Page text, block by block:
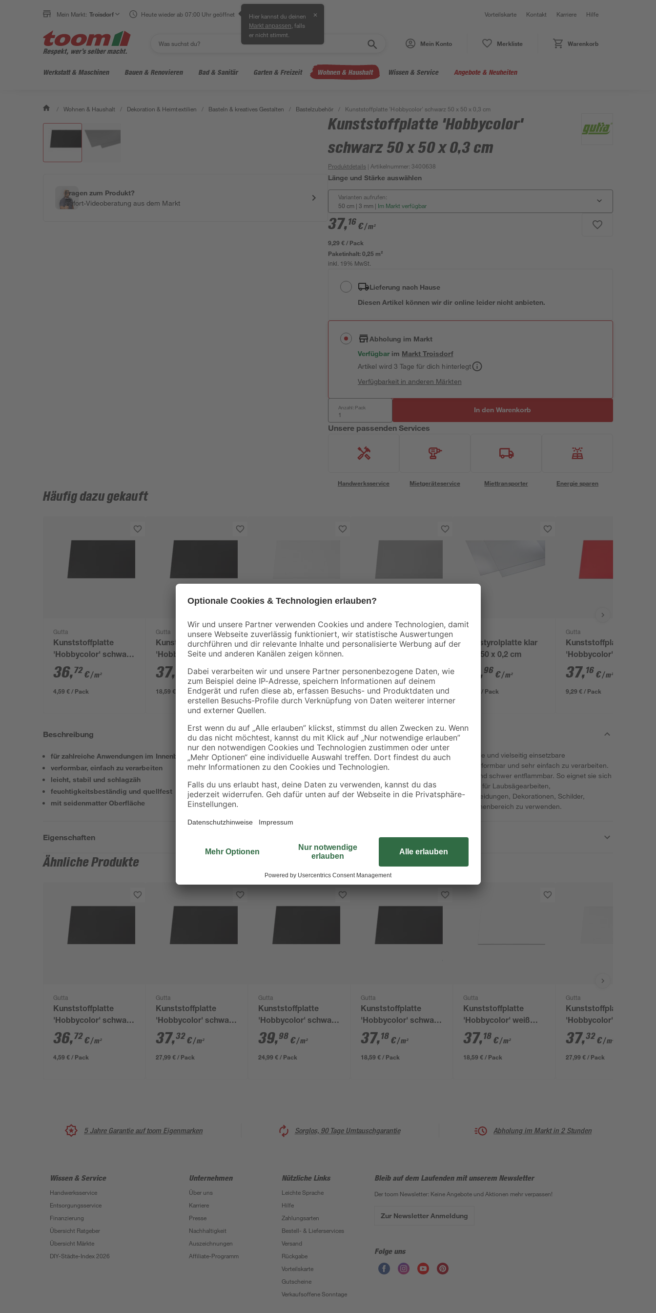
Mein Markt: Troisdorf Heute wieder ab 07:00 Uhr geöffnet Hier kannst du deinen
Markt anpassen , falls
er nicht stimmt.
✕ Vorteilskarte Kontakt Karriere Hilfe
Mein Konto Merkliste Warenkorb
Werkstatt & Maschinen Bauen & Renovieren Bad & Sanitär Garten & Freizeit Wohnen & Haushalt Wissen & Service Angebote & Neuheiten
/ Wohnen & Haushalt / Dekoration & Heimtextilien / Basteln & kreatives Gestalten / Bastelzubehör / Kunststoffplatte 'Hobbycolor' schwarz 50 x 50 x 0,3 cm
Fragen zum Produkt?
Sofort-Videoberatung aus dem Markt
Kunststoffplatte 'Hobbycolor'
schwarz 50 x 50 x 0,3 cm
Produktdetails | Artikelnummer:3400638
Länge und Stärke auswählen
Varianten aufrufen:
50 cm | 3 mm | Im Markt verfügbar
37,16 €/ m²
9,29 € / Pack
Paketinhalt:0,25 m²
inkl. 19% MwSt.
Lieferung nach Hause
Diesen Artikel können wir dir online leider nicht anbieten.
Abholung im Markt
Verfügbar im MarktTroisdorf
Artikel wird 3 Tage für dich hinterlegt
Verfügbarkeit in anderen Märkten
Anzahl: Pack In den Warenkorb
Unsere passenden Services
Handwerksservice Mietgeräteservice Miettransporter Energie sparen
Häufig dazu gekauft
Gutta
Kunststoffplatte
'Hobbycolor' schwarz
25 x 50 x 0,3 cm
36,72€/ m²
4,59 € / Pack
Gutta
Kunststoffplatte
'Hobbycolor' schwarz
100 x 50 x 0,3 cm
37, €/ m²
18,59 € / Pack
Gutta
Kunststoffplatte
'Hobbycolor' weiß 50
x 50 x 0,3 cm
37,16€/ m²
9,29 € / Pack
Gutta
Kunststoffplatte
x 50 x 0,3 cm
37,16€/ m²
9,29 € / Pack
Polystyrolplatte klar
50 x 50 x 0,2 cm
,96 €/ m²
7,49 € / Pack
Gutta
Kunststoffplatte
'Hobbycolor' rot 50 x
50 x 0,3 cm
37,16 €/ m²
9,29 € / Pack
Beschreibung
für zahlreiche Anwendungen im Innenbereich
verformbar, einfach zu verarbeiten
leicht, stabil und schlagzäh
feuchtigkeitsbeständig und quellfest
mit seidenmatter Oberfläche
Die 'Guttagliss Hobbycolor' ist eine leichte, stabile und vielseitig einsetzbare
Kunststoffplatte in der Farbe Schwarz. Sie ist verformbar und sehr einfach zu verarbeiten.
Zudem ist sie feuchtigkeitsbeständig, kratzfest und schwer entflammbar. So eignet sie sich
im Besonderen zum Basteln, für den Modellbau, für Laubsägearbeiten,
Möbelverblendungen, Abtrennungen, Wandverkleidungen, Dekorationen, Schilder,
Werbetafeln. Es wird empfohlen, die Platte im Innenbereich zu verwenden.
Eigenschaften
Ähnliche Produkte
Gutta
Kunststoffplatte
'Hobbycolor' schwarz
25 x 50 x 0,3 cm
36,72€/ m²
4,59 € / Pack
Gutta
Kunststoffplatte
'Hobbycolor' schwarz
150 x 50 x 0,3 cm
37,32€/ m²
27,99 € / Pack
Gutta
Kunststoffplatte
'Hobbycolor' schwarz
125 x 50 x 0,3 cm
39,98 €/ m²
24,99 € / Pack
Gutta
Kunststoffplatte
'Hobbycolor' schwarz
100 x 50 x 0,3 cm
37,18 €/ m²
18,59 € / Pack
Gutta
Kunststoffplatte
'Hobbycolor' weiß
100 x 50 x 0,3 cm
37,18 €/ m²
18,59 € / Pack
Gutta
Kunststoffplatte
'Hobbycolor' weiß
150 x 50 x 0,3 cm
37,32€/ m²
27,99 € / Pack
5 Jahre Garantie auf toom Eigenmarken Sorglos, 90 Tage Umtauschgarantie Abholung im Markt in 2 Stunden
Wissen & Service
Handwerksservice
Entsorgungsservice
Finanzierung
Übersicht Ratgeber
Übersicht Märkte
DIY-Städte-Index 2026
Unternehmen
Über uns
Karriere
Presse
Nachhaltigkeit
Auszeichnungen
Affiliate-Programm
Nützliche Links
Leichte Sprache
Hilfe
Zahlungsarten
Bestell- & Lieferservices
Versand
Rückgabe
Vorteilskarte
Gutscheine
Verkaufsoffene Sonntage
Bleib auf dem Laufenden mit unserem Newsletter
Der toom Newsletter: Keine Angebote und Aktionen mehr verpassen!
Zur Newsletter Anmeldung
Folge uns